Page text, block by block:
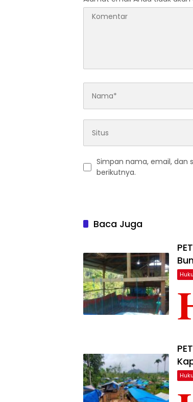
Simpan nama, email, dan
berikutnya.
Baca Juga